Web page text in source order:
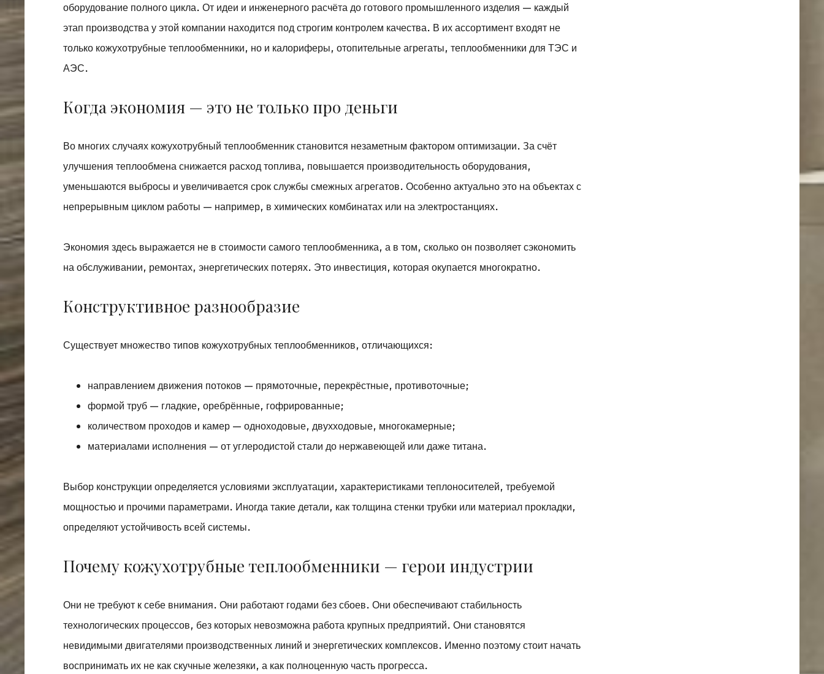
оборудование полного цикла. От идеи и инженерного расчёта до готового промышленного изделия — каждый
этап производства у этой компании находится под строгим контролем качества. В их ассортимент входят не
только кожухотрубные теплообменники, но и калориферы, отопительные агрегаты, теплообменники для ТЭС и
АЭС.
Когда экономия — это не только про деньги
Во многих случаях кожухотрубный теплообменник становится незаметным фактором оптимизации. За счёт
улучшения теплообмена снижается расход топлива, повышается производительность оборудования,
уменьшаются выбросы и увеличивается срок службы смежных агрегатов. Особенно актуально это на объектах с
непрерывным циклом работы — например, в химических комбинатах или на электростанциях.
Экономия здесь выражается не в стоимости самого теплообменника, а в том, сколько он позволяет сэкономить
на обслуживании, ремонтах, энергетических потерях. Это инвестиция, которая окупается многократно.
Конструктивное разнообразие
Существует множество типов кожухотрубных теплообменников, отличающихся:
направлением движения потоков — прямоточные, перекрёстные, противоточные;
формой труб — гладкие, оребрённые, гофрированные;
количеством проходов и камер — одноходовые, двухходовые, многокамерные;
материалами исполнения — от углеродистой стали до нержавеющей или даже титана.
Выбор конструкции определяется условиями эксплуатации, характеристиками теплоносителей, требуемой
мощностью и прочими параметрами. Иногда такие детали, как толщина стенки трубки или материал прокладки,
определяют устойчивость всей системы.
Почему кожухотрубные теплообменники — герои индустрии
Они не требуют к себе внимания. Они работают годами без сбоев. Они обеспечивают стабильность
технологических процессов, без которых невозможна работа крупных предприятий. Они становятся
невидимыми двигателями производственных линий и энергетических комплексов. Именно поэтому стоит начать
воспринимать их не как скучные железяки, а как полноценную часть прогресса.